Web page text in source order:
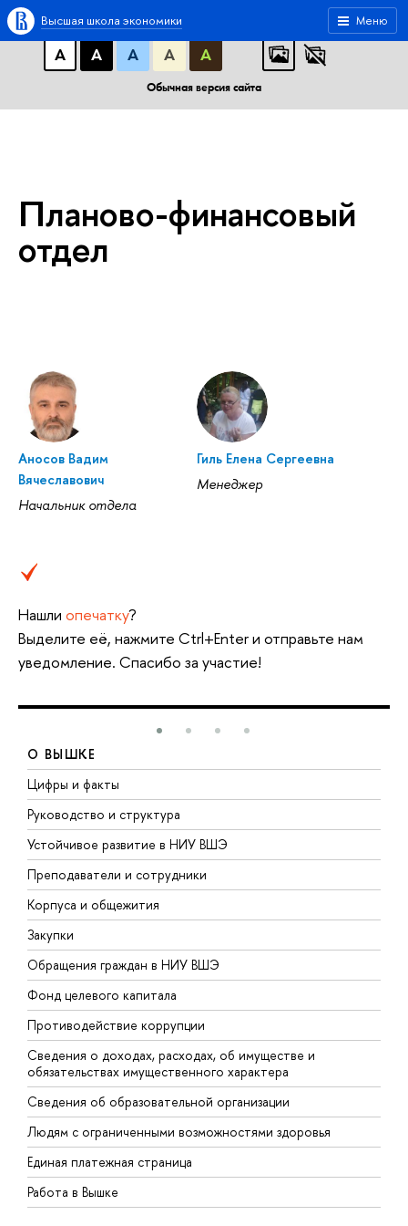
A A A АБB
АБB
А
А А А А
Обычная версия сайта
Меню
Высшая школа экономики
Планово-финансовый
отдел
Аносов Вадим
Вячеславович
Начальник отдела
Гиль Елена Сергеевна
Менеджер
Нашли опечатку?
Выделите её, нажмите Ctrl+Enter и отправьте нам
уведомление. Спасибо за участие!
О ВЫШКЕ
Цифры и факты
Руководство и структура
Устойчивое развитие в НИУ ВШЭ
Преподаватели и сотрудники
Корпуса и общежития
Закупки
Обращения граждан в НИУ ВШЭ
Фонд целевого капитала
Противодействие коррупции
Сведения о доходах, расходах, об имуществе и
обязательствах имущественного характера
Сведения об образовательной организации
Людям с ограниченными возможностями здоровья
Единая платежная страница
Работа в Вышке